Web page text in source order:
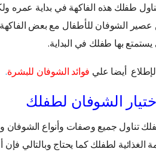
الشوفان للأطفال مع بعض
بها طفلك في البداية.
أيضا علي فوائد الشوفان للبشرة.
الشوفان لطفلك
تناول جميع وصفات وأنواع الشوفان
الغذائية لطفلك كما يحتاج